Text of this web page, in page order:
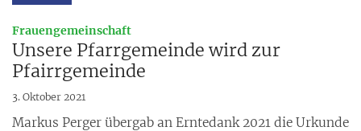
Frauengemeinschaft:
Unsere Pfarrgemeinde wird zur
Pfairrgemeinde
3. Oktober 2021
Markus Perger übergab an Erntedank 2021 die Urkunde